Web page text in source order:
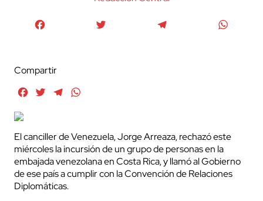
Compartir
FacebookTwitterTelegram
El canciller de Venezuela, Jorge Arreaza, rechazó este
miércoles la incursión de un grupo de personas en la
embajada venezolana en Costa Rica, y llamó al Gobierno
de ese país a cumplir con la Convención de Relaciones
Diplomáticas.